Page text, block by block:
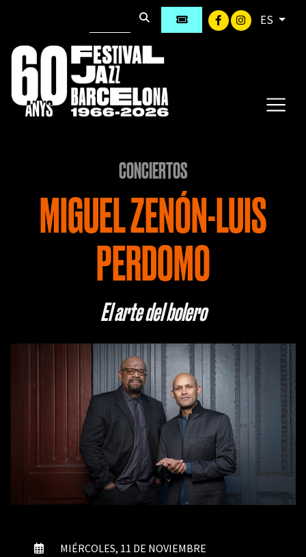
ES
CONCIERTOS
MIGUEL ZENÓN-LUIS
PERDOMO
El arte del bolero
MIÉRCOLES, 11 DE NOVIEMBRE